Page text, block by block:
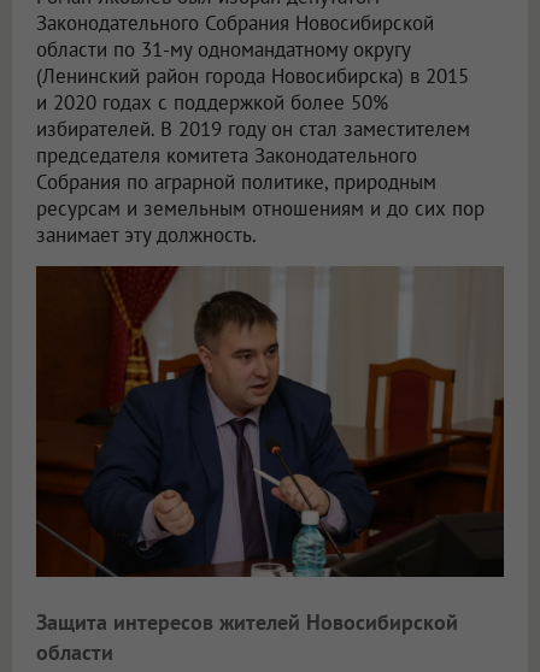
Законодательного Собрания Новосибирской
области по 31-му одномандатному округу
(Ленинский район города Новосибирска) в 2015
и 2020 годах с поддержкой более 50%
избирателей. В 2019 году он стал заместителем
председателя комитета Законодательного
Собрания по аграрной политике, природным
ресурсам и земельным отношениям и до сих пор
занимает эту должность.
Защита интересов жителей Новосибирской
области